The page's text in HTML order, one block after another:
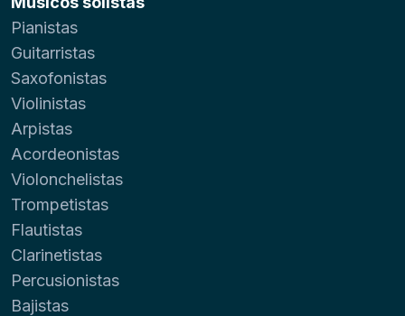
Pianistas
Guitarristas
Saxofonistas
Violinistas
Arpistas
Acordeonistas
Violonchelistas
Trompetistas
Flautistas
Clarinetistas
Percusionistas
Bajistas